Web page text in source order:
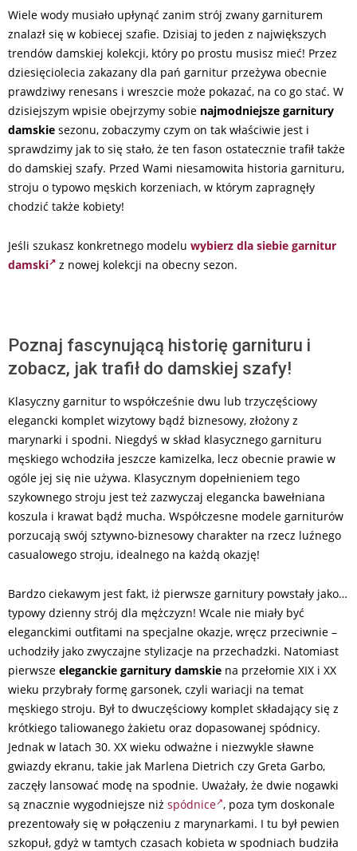
Wiele wody musiało upłynąć zanim strój zwany garniturem
znalazł się w kobiecej szafie. Dzisiaj to jeden z największych
trendów damskiej kolekcji, który po prostu musisz mieć! Przez
dziesięciolecia zakazany dla pań garnitur przeżywa obecnie
prawdziwy renesans i wreszcie może pokazać, na co go stać. W
dzisiejszym wpisie obejrzymy sobie najmodniejsze garnitury
damskie sezonu, zobaczymy czym on tak właściwie jest i
sprawdzimy jak to się stało, że ten fason ostatecznie trafił także
do damskiej szafy. Przed Wami niesamowita historia garnituru,
stroju o typowo męskich korzeniach, w którym zapragnęły
chodzić także kobiety!
Jeśli szukasz konkretnego modelu wybierz dla siebie garnitur
damski
z nowej kolekcji na obecny sezon.
Poznaj fascynującą historię garnituru i
zobacz, jak trafił do damskiej szafy!
Klasyczny garnitur to współcześnie dwu lub trzyczęściowy
elegancki komplet wizytowy bądź biznesowy, złożony z
marynarki i spodni. Niegdyś w skład klasycznego garnituru
męskiego wchodziła jeszcze kamizelka, lecz obecnie prawie w
ogóle jej się nie używa. Klasycznym dopełnieniem tego
szykownego stroju jest też zazwyczaj elegancka bawełniana
koszula i krawat bądź mucha. Współczesne modele garniturów
porzucają swój sztywno-biznesowy charakter na rzecz luźnego
casualowego stroju, idealnego na każdą okazję!
Bardzo ciekawym jest fakt, iż pierwsze garnitury powstały jako…
typowy dzienny strój dla mężczyzn! Wcale nie miały być
eleganckimi outfitami na specjalne okazje, wręcz przeciwnie –
uchodziły jako zwyczajne stylizacje na przechadzki. Natomiast
pierwsze eleganckie garnitury damskie na przełomie XIX i XX
wieku przybrały formę garsonek, czyli wariacji na temat
męskiego stroju. Był to dwuczęściowy komplet składający się z
krótkiego taliowanego żakietu oraz dopasowanej spódnicy.
Jednak w latach 30. XX wieku odważne i niezwykle sławne
gwiazdy ekranu, takie jak Marlena Dietrich czy Greta Garbo,
zaczęły lansować modę na spodnie. Uważały, że dwie nogawki
są znacznie wygodniejsze niż spódnice , poza tym doskonale
prezentowały się w połączeniu z marynarkami. I tu był pewien
szkopuł, gdyż w tamtych czasach kobieta w spodniach budziła